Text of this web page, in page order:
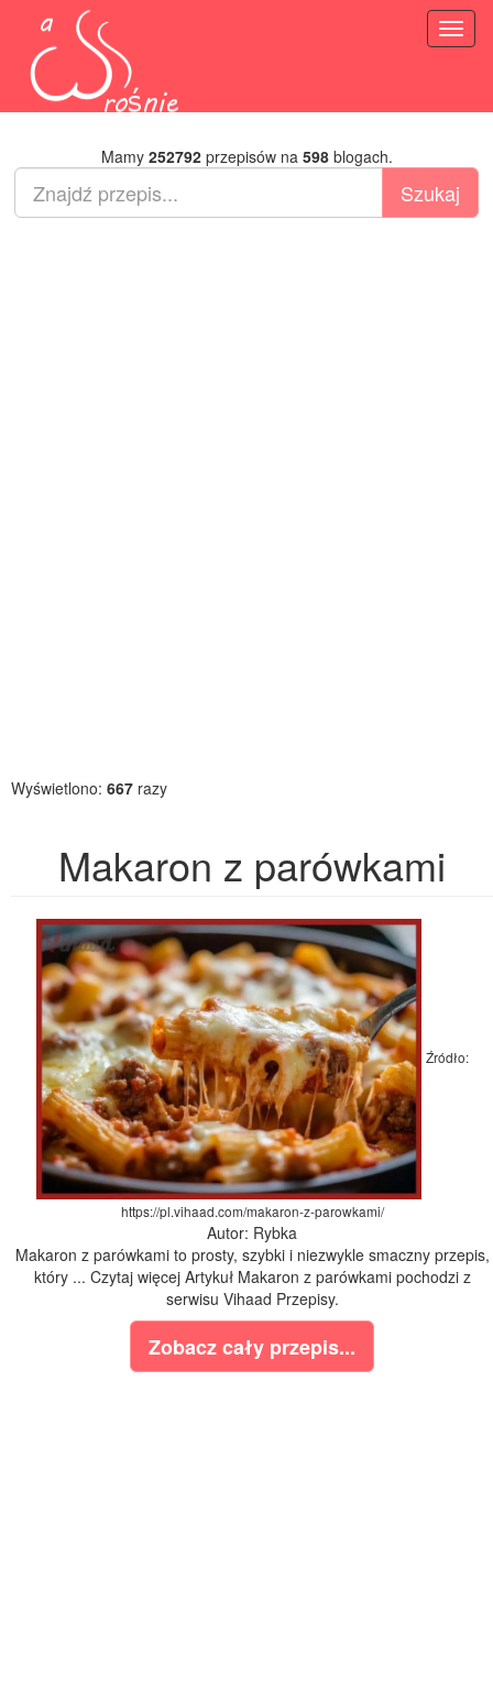
Mamy 252792przepisów na 598blogach.
Wyświetlono: 667 razy
Makaron z parówkami
Źródło:
https://pl.vihaad.com/makaron-z-parowkami/
Autor: Rybka
Makaron z parówkami to prosty, szybki i niezwykle smaczny przepis,
który ... Czytaj więcej Artykuł Makaron z parówkami pochodzi z
serwisu Vihaad Przepisy.
Zobacz cały przepis...